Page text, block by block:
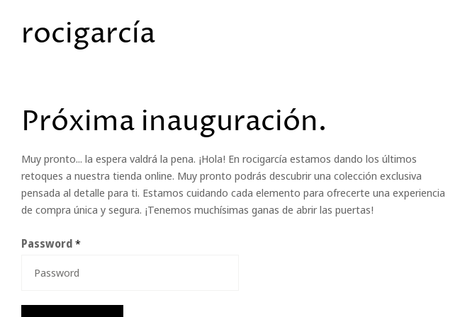
rocigarcía
Próxima inauguración.
Muy pronto... la espera valdrá la pena. ¡Hola! En rocigarcía estamos dando los últimos
retoques a nuestra tienda online. Muy pronto podrás descubrir una colección exclusiva
pensada al detalle para ti. Estamos cuidando cada elemento para ofrecerte una experiencia
de compra única y segura. ¡Tenemos muchísimas ganas de abrir las puertas!
Password *